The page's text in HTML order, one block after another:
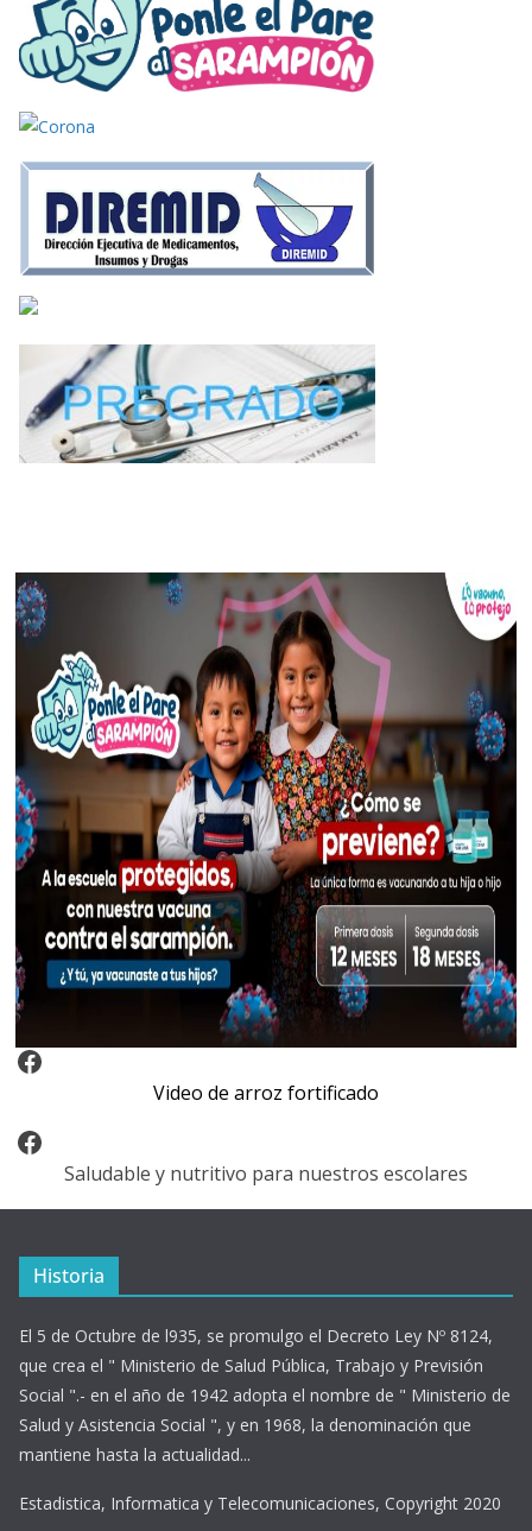
Video Arroz Fortificado
Video de arroz fortificado
Facebook
Saludable y nutritivo para nuestros escolares
Historia
El 5 de Octubre de l935, se promulgo el Decreto Ley Nº 8124,
que crea el " Ministerio de Salud Pública, Trabajo y Previsión
Social ".- en el año de 1942 adopta el nombre de " Ministerio de
Salud y Asistencia Social ", y en 1968, la denominación que
mantiene hasta la actualidad...
Estadistica, Informatica y Telecomunicaciones, Copyright 2020